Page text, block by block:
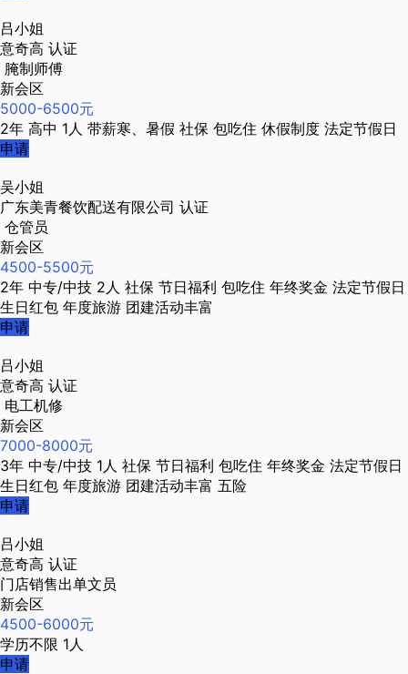
吕小姐
意奇高 认证
腌制师傅
新会区
5000-6500元
2年 高中 1人 带薪寒、暑假 社保 包吃住 休假制度 法定节假日
申请
吴小姐
广东美青餐饮配送有限公司 认证
仓管员
新会区
4500-5500元
2年 中专/中技 2人 社保 节日福利 包吃住 年终奖金 法定节假日
生日红包 年度旅游 团建活动丰富
申请
吕小姐
意奇高 认证
电工机修
新会区
7000-8000元
3年 中专/中技 1人 社保 节日福利 包吃住 年终奖金 法定节假日
生日红包 年度旅游 团建活动丰富 五险
申请
吕小姐
意奇高 认证
门店销售出单文员
新会区
4500-6000元
学历不限 1人
申请